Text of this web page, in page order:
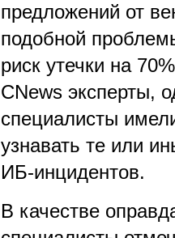
предложений от
подобной
риск утечки на
CNews эксперты,
специалисты
узнавать те или
ИБ-инцидентов.
В качестве